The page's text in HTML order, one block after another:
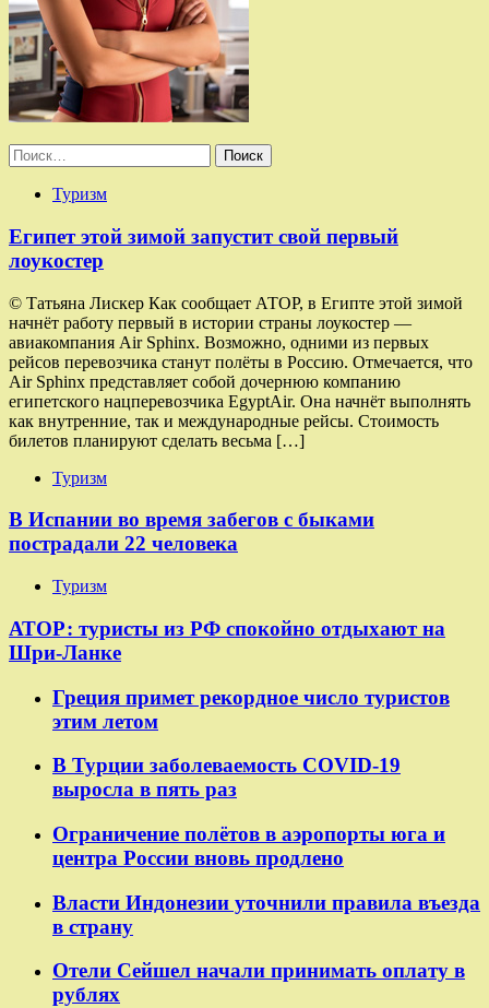
Найти:
Туризм
Египет этой зимой запустит свой первый
лоукостер
© Татьяна Лискер Как сообщает АТОР, в Египте этой зимой
начнёт работу первый в истории страны лоукостер —
авиакомпания Air Sphinx. Возможно, одними из первых
рейсов перевозчика станут полёты в Россию. Отмечается, что
Air Sphinx представляет собой дочернюю компанию
египетского нацперевозчика EgyptAir. Она начнёт выполнять
как внутренние, так и международные рейсы. Стоимость
билетов планируют сделать весьма […]
Туризм
В Испании во время забегов с быками
пострадали 22 человека
Туризм
АТОР: туристы из РФ спокойно отдыхают на
Шри-Ланке
Греция примет рекордное число туристов
этим летом
В Турции заболеваемость COVID-19
выросла в пять раз
Ограничение полётов в аэропорты юга и
центра России вновь продлено
Власти Индонезии уточнили правила въезда
в страну
Отели Сейшел начали принимать оплату в
рублях